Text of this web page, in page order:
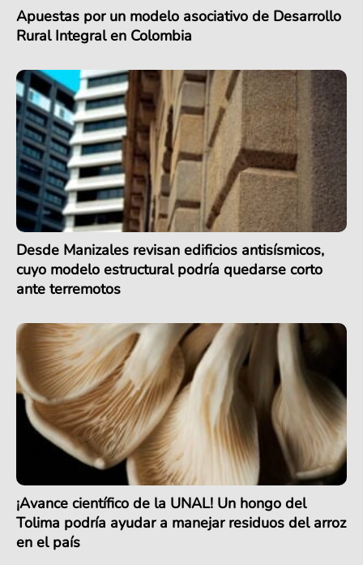
Apuestas por un modelo asociativo de Desarrollo
Rural Integral en Colombia
Desde Manizales revisan edificios antisísmicos,
cuyo modelo estructural podría quedarse corto
ante terremotos
¡Avance científico de la UNAL! Un hongo del
Tolima podría ayudar a manejar residuos del arroz
en el país